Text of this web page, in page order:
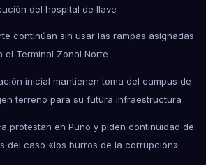
del hospital de Ilave
continúan sin usar las rampas asignadas
el Terminal Zonal Norte
inicial mantienen toma del campus de
terreno para su futura infraestructura
protestan en Puno y piden continuidad de
del caso «los burros de la corrupción»